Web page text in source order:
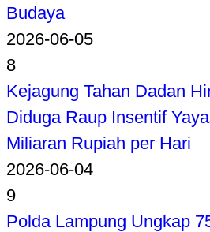
Budaya
2026-06-05
8
Kejagung Tahan Dadan
Diduga Raup Insentif
Miliaran Rupiah per Hari
2026-06-04
9
Polda Lampung Ungkap